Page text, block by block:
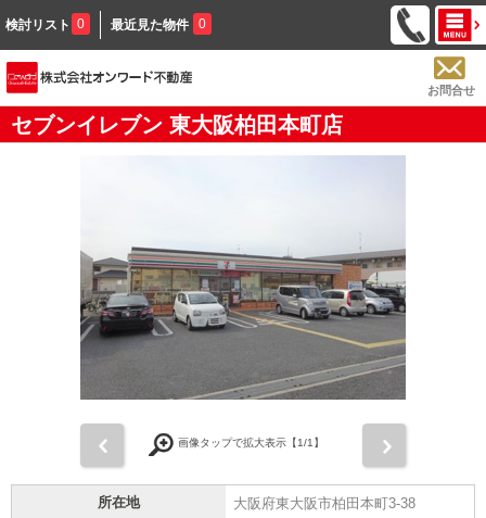
検討リスト 0 最近見た物件 0
お問合せ
セブンイレブン 東大阪柏田本町店
画像タップで拡大表示【1/1】
所在地 大阪府東大阪市柏田本町3-38